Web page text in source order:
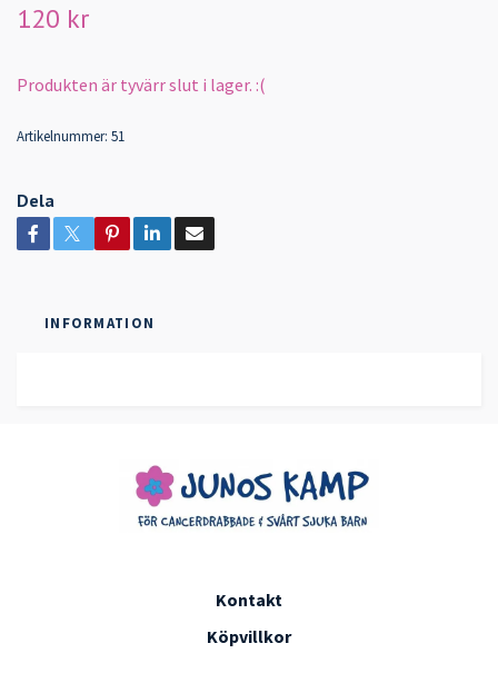
120 kr
Produkten är tyvärr slut i lager. :(
Artikelnummer: 51
Dela
INFORMATION
Kontakt
Köpvillkor